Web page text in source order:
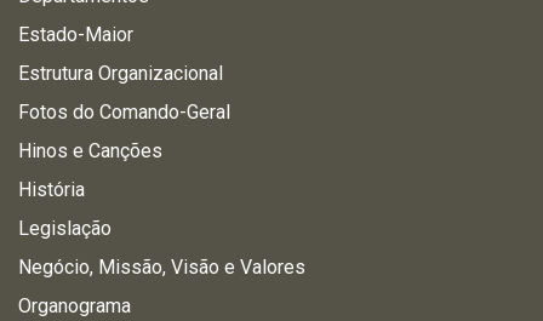
Estado-Maior
Estrutura Organizacional
Fotos do Comando-Geral
Hinos e Canções
História
Legislação
Negócio, Missão, Visão e Valores
Organograma